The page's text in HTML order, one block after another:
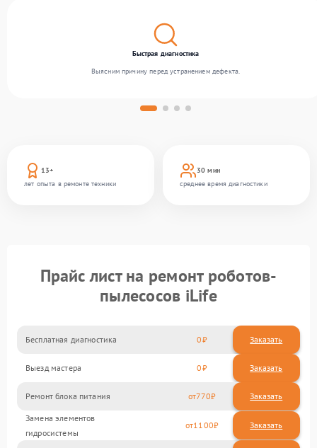
13+
лет опыта в ремонте техники
30 мин
среднее время диагностики
Быстрая диагностика
Выясним причину перед устранением дефекта.
Прайс лист на ремонт роботов-
пылесосов iLife
Бесплатная диагностика 0 Заказать
Выезд мастера 0 Заказать
Ремонт блока питания 770
Замена элементов
гидросистемы
1100